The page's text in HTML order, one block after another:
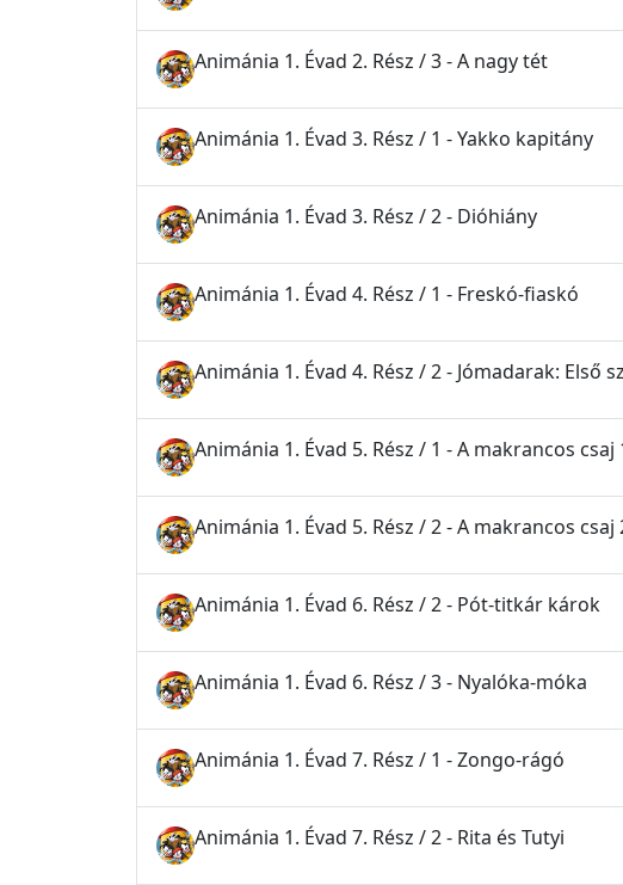
Animánia 1. Évad 2. Rész / 3 - A nagy tét
Animánia 1. Évad 3. Rész / 1 - Yakko kapitány
Animánia 1. Évad 3. Rész / 2 - Dióhiány
Animánia 1. Évad 4. Rész / 1 - Freskó-fiaskó
Animánia 1. Évad 4. Rész / 2 - Jómadarak: Első
Animánia 1. Évad 5. Rész / 1 - A makrancos csaj
Animánia 1. Évad 5. Rész / 2 - A makrancos csaj
Animánia 1. Évad 6. Rész / 2 - Pót-titkár károk
Animánia 1. Évad 6. Rész / 3 - Nyalóka-móka
Animánia 1. Évad 7. Rész / 1 - Zongo-rágó
Animánia 1. Évad 7. Rész / 2 - Rita és Tutyi